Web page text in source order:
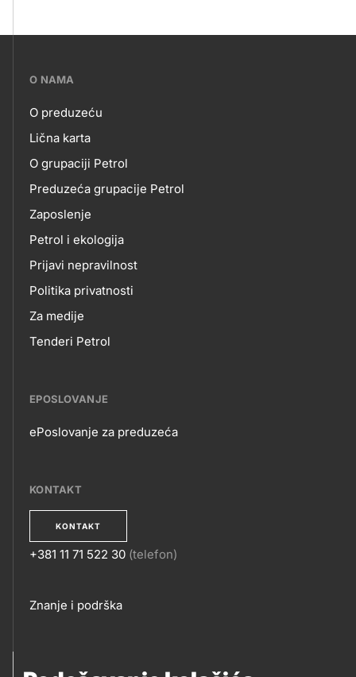
???
skupno.footer-
title???
O NAMA
O
NAMA
O preduzeću
Lična karta
O grupaciji Petrol
Preduzeća grupacije Petrol
Zaposlenje
Petrol i ekologija
Prijavi nepravilnost
Politika privatnosti
Za medije
Tenderi Petrol
EPOSLOVANJE
ePoslovanje za preduzeća
KONTAKT
KONTAKT
+381 11 71 522 30 (telefon)
Footer
Znanje i podrška